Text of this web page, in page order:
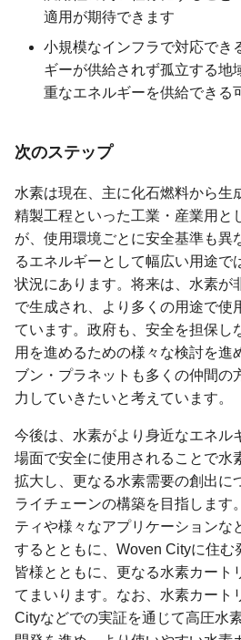
適用が期待できます
小規模なインフラで対応でき
ギーが供給されず孤立する地
重なエネルギーを供給できる
次のステップ
水素は現在、主に化石燃料から生
精製工程といった工業・産業用と
が、使用環境ごとに安全基準も異
るエネルギーとして幅広い用途で
状況にあります。将来は、水素が
で生成され、より多くの用途で使
ています。政府も、安全を担保し
用を進めるための様々な検討を進
ブン・プラネットも多くの仲間の
力していきたいと考えています。
今後は、水素がより身近なエネル
場面で安全に使用されることで水
拡大し、更なる水素需要の創出に
ライチェーンの構築を目指します
ティや様々なアプリケーションな
するとともに、Woven Cityに住む
皆様とともに、更なる水素カート
てまいります。なお、水素カート
Cityなどでの実証を通じて高圧水